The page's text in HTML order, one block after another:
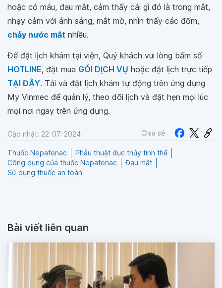
hoặc có máu, đau mắt, cảm thấy cái gì đó là trong mắt,
nhạy cảm với ánh sáng, mắt mờ, nhìn thấy các đốm,
chảy nước mắt nhiều.
Để đặt lịch khám tại viện, Quý khách vui lòng bấm số
HOTLINE, đặt mua GÓI DỊCH VỤ hoặc đặt lịch trực tiếp
TẠI ĐÂY. Tải và đặt lịch khám tự động trên ứng dụng
My Vinmec để quản lý, theo dõi lịch và đặt hẹn mọi lúc
mọi nơi ngay trên ứng dụng.
Cập nhật: 22-07-2024 Chia sẻ
Thuốc Nepafenac
Phẫu thuật đục thủy tinh thể
Công dụng của thuốc Nepafenac
Đau mắt
Sử dụng thuốc an toàn
Bài viết liên quan